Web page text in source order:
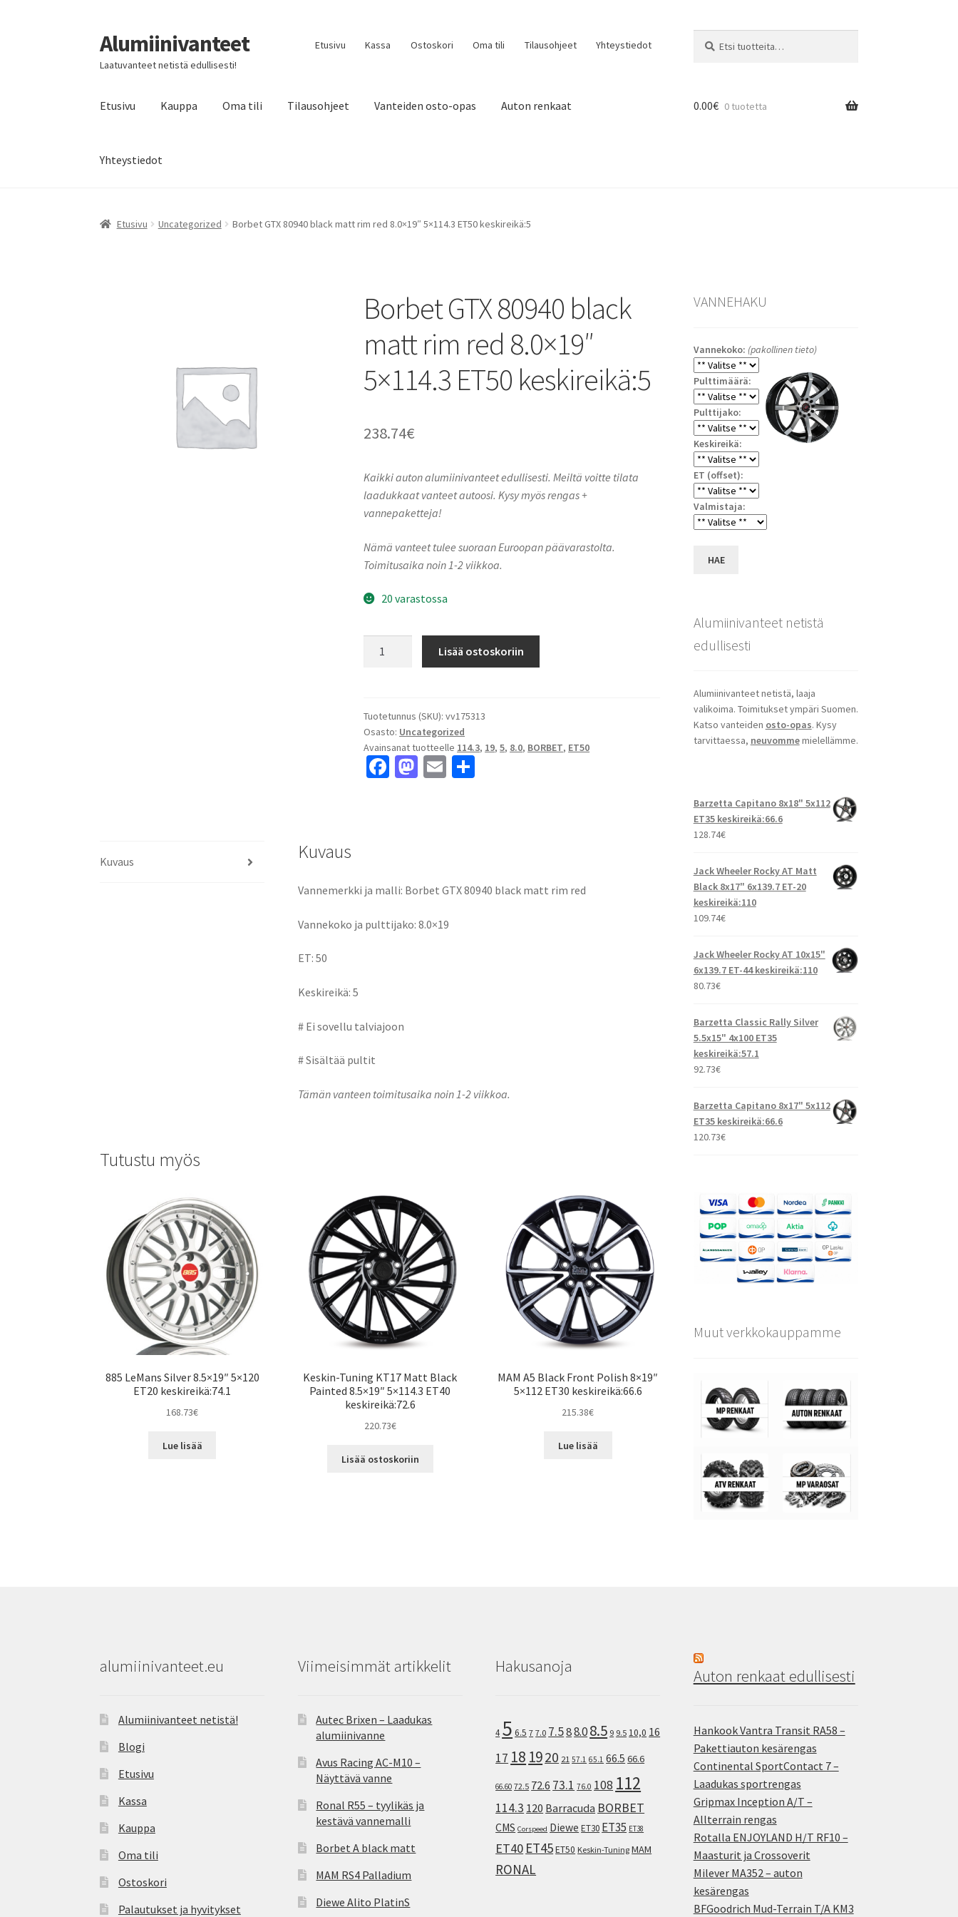
Siirry
navigointiin
Siirry
sisältöön
Alumiinivanteet
Laatuvanteet netistä edullisesti!
Etusivu Kassa Ostoskori Oma tili Tilausohjeet Yhteystiedot
Etusivu Kauppa Oma tili Tilausohjeet Vanteiden osto-opas Auton renkaat
Yhteystiedot
0.00€ 0 tuotetta
Etusivu Uncategorized Borbet GTX 80940 black matt rim red 8.0×19″ 5×114.3 ET50 keskireikä:5
Borbet GTX 80940 black
matt rim red 8.0×19″
5×114.3 ET50 keskireikä:5
238.74€
Kaikki auton alumiinivanteet edullisesti. Meiltä voitte tilata
laadukkaat vanteet autoosi. Kysy myös rengas +
vannepaketteja!
Nämä vanteet tulee suoraan Euroopan päävarastolta.
Toimitusaika noin 1-2 viikkoa.
20 varastossa
matt
rim
red
8.0x19"
Lisää ostoskoriin
Tuotetunnus (SKU):vv175313
Osasto: Uncategorized
Avainsanat tuotteelle 114.3, 19,5, 8.0, BORBET, ET50
Fa
k
M
n
E
Kuvaus Kuvaus
Vannemerkki ja malli: Borbet GTX 80940 black matt rim red
Vannekoko ja pulttijako: 8.0×19
ET: 50
Keskireikä: 5
# Ei sovellu talviajoon
# Sisältää pultit
Tämän vanteen toimitusaika noin 1-2 viikkoa.
Tutustu myös
885 LeMans Silver 8.5×19″ 5×120
ET20 keskireikä:74.1
168.73€
Lue lisää
Keskin-Tuning KT17 Matt Black
Painted 8.5×19″ 5×114.3 ET40
keskireikä:72.6
220.73€
Lisää ostoskoriin
MAM A5 Black Front Polish 8×19″
5×112 ET30 keskireikä:66.6
215.38€
Lue lisää
VANNEHAKU
Vannekoko: (pakollinen tieto)
Pulttimäärä:
Pulttijako:
Keskireikä:
ET (offset):
Valmistaja:
HAE
Alumiinivanteet netistä
edullisesti
Alumiinivanteet netistä, laaja
valikoima. Toimitukset ympäri Suomen.
Katso vanteiden osto-opas. Kysy
tarvittaessa, neuvommemielellämme.
Barzetta Capitano 8x18" 5x112
ET35 keskireikä:66.6
128.74€
Jack Wheeler Rocky AT Matt
Black 8x17" 6x139.7 ET-20
keskireikä:110
109.74€
Jack Wheeler Rocky AT 10x15"
6x139.7 ET-44 keskireikä:110
80.73€
Barzetta Classic Rally Silver
5.5x15" 4x100 ET35
keskireikä:57.1
92.73€
Barzetta Capitano 8x17" 5x112
ET35 keskireikä:66.6
120.73€
Muut verkkokauppamme
alumiinivanteet.eu
Alumiinivanteet netistä!
Blogi
Etusivu
Kassa
Kauppa
Oma tili
Ostoskori
Palautukset ja hyvitykset
Viimeisimmät artikkelit
Autec Brixen – Laadukas
alumiinivanne
Avus Racing AC-M10 –
Näyttävä vanne
Ronal R55 – tyylikäs ja
kestävä vannemalli
Borbet A black matt
MAM RS4 Palladium
Diewe Alito PlatinS
Hakusanoja
4 5 6.5 7 7.0 7.588.08.5 9 9.5 10,0 16
17 18 1920 21 57.1 65.1 66.5 66.6
66.60 72.5 72.6 73.1 76.0 108 112
114.3 120 Barracuda BORBET
CMS Corspeed Diewe ET30 ET35 ET38
ET40 ET45ET50 Keskin-Tuning MAM
RONAL
Auton renkaat edullisesti
Hankook Vantra Transit RA58 –
Pakettiauton kesärengas
Continental SportContact 7 –
Laadukas sportrengas
Gripmax Inception A/T –
Allterrain rengas
Rotalla ENJOYLAND H/T RF10 –
Maasturit ja Crossoverit
Milever MA352 – auton
kesärengas
BFGoodrich Mud-Terrain T/A KM3